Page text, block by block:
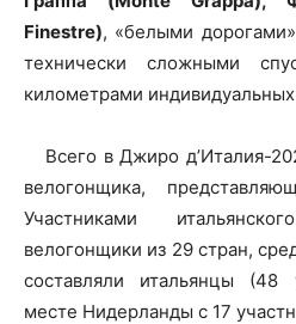
Finestre), «белыми
технически сложными
километрами
Всего в Джиро д’Италия-
велогонщика,
Участниками
велогонщики из 29 стран,
составляли итальянцы (48
месте Нидерланды с 17